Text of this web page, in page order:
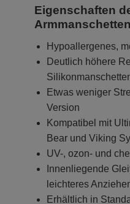
Eigenschaften
Armmanschetten
Hypoallergenes,
Deutlich höhere
Etwas weniger
Version
Kompatibel mit
Bear und Viking
UV-, ozon- und
Innenliegende
leichteres
Erhältlich in